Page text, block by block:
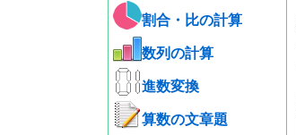
割合・比の計算
数列の計算
進数変換
算数の文章題